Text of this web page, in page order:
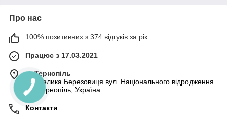
Про нас
100% позитивних з 374 відгуків за рік
Працює з 17.03.2021
м. Тернопіль
смт.Велика Березовиця вул. Національного відродження
30, Тернопіль, Україна
Контакти